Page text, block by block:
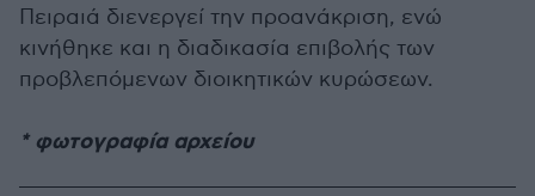
Πειραιά διενεργεί την προανάκριση, ενώ
κινήθηκε και η διαδικασία επιβολής των
προβλεπόμενων διοικητικών κυρώσεων.
* φωτογραφία αρχείου